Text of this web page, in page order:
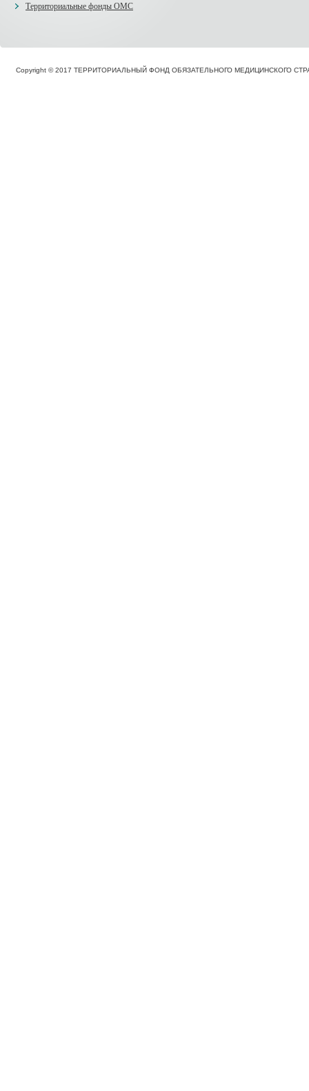
Территориальные фонды ОМС
Copyright © 2017 ТЕРРИТОРИАЛЬНЫЙ ФОНД ОБЯЗАТЕЛЬНОГО МЕДИЦИНСКОГО